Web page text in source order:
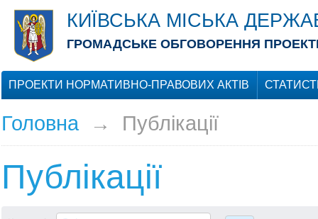
КИЇВСЬКА МІСЬКА
ГРОМАДСЬКЕ ОБГОВОРЕННЯ
ПРОЕКТИ НОРМАТИВНО-ПРАВОВИХ АКТІВ
Головна→ Публікації
Публікації